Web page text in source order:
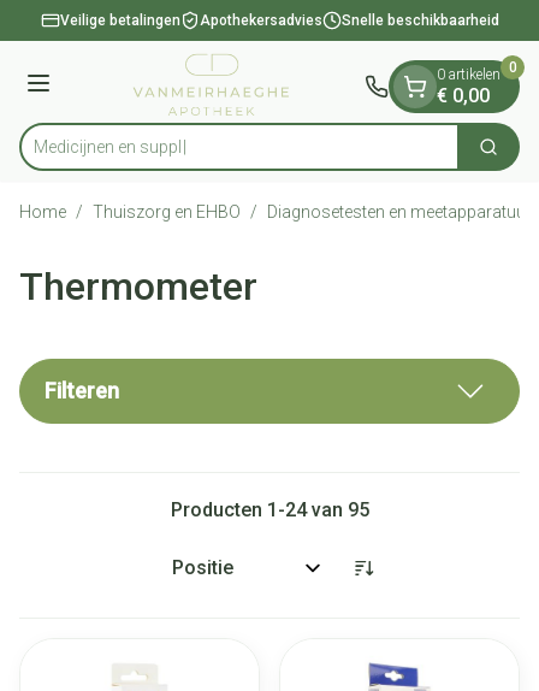
Ga naar de inhoud
1 van 1Veilige betalingen Apothekersadvies Snelle beschikbaarheid
Menu
Product, merk, categorie... Zoek
0 artikelen
€ 0,00
0
Home / Thuiszorg en EHBO / Diagnosetesten en meetapparatuur
Thermometer
Filteren
Producten 1 -24van 95
Sorteer op: